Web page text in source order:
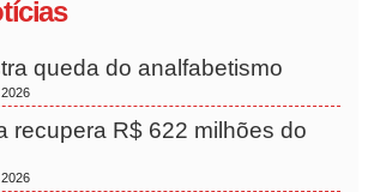
queda do analfabetismo
recupera R$ 622 milhões do